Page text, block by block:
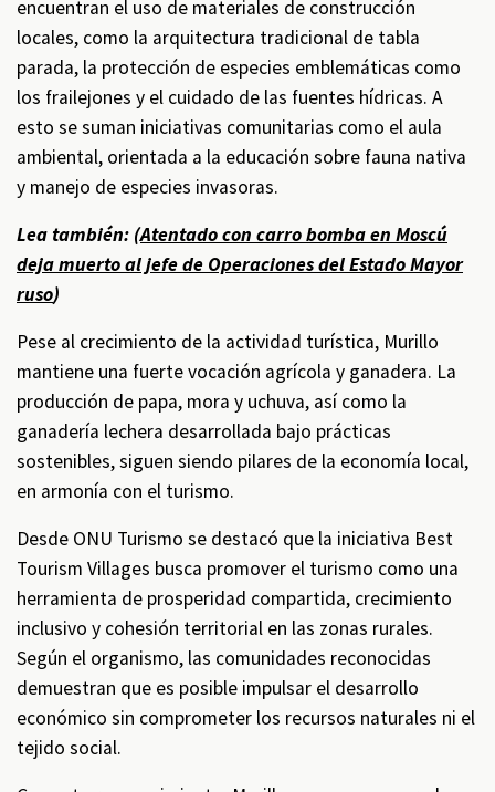
encuentran el uso de materiales de construcción
locales, como la arquitectura tradicional de tabla
parada, la protección de especies emblemáticas como
los frailejones y el cuidado de las fuentes hídricas. A
esto se suman iniciativas comunitarias como el aula
ambiental, orientada a la educación sobre fauna nativa
y manejo de especies invasoras.
Lea también: (Atentado con carro bomba en Moscú
deja muerto al jefe de Operaciones del Estado Mayor
ruso)
Pese al crecimiento de la actividad turística, Murillo
mantiene una fuerte vocación agrícola y ganadera. La
producción de papa, mora y uchuva, así como la
ganadería lechera desarrollada bajo prácticas
sostenibles, siguen siendo pilares de la economía local,
en armonía con el turismo.
Desde ONU Turismo se destacó que la iniciativa Best
Tourism Villages busca promover el turismo como una
herramienta de prosperidad compartida, crecimiento
inclusivo y cohesión territorial en las zonas rurales.
Según el organismo, las comunidades reconocidas
demuestran que es posible impulsar el desarrollo
económico sin comprometer los recursos naturales ni el
tejido social.